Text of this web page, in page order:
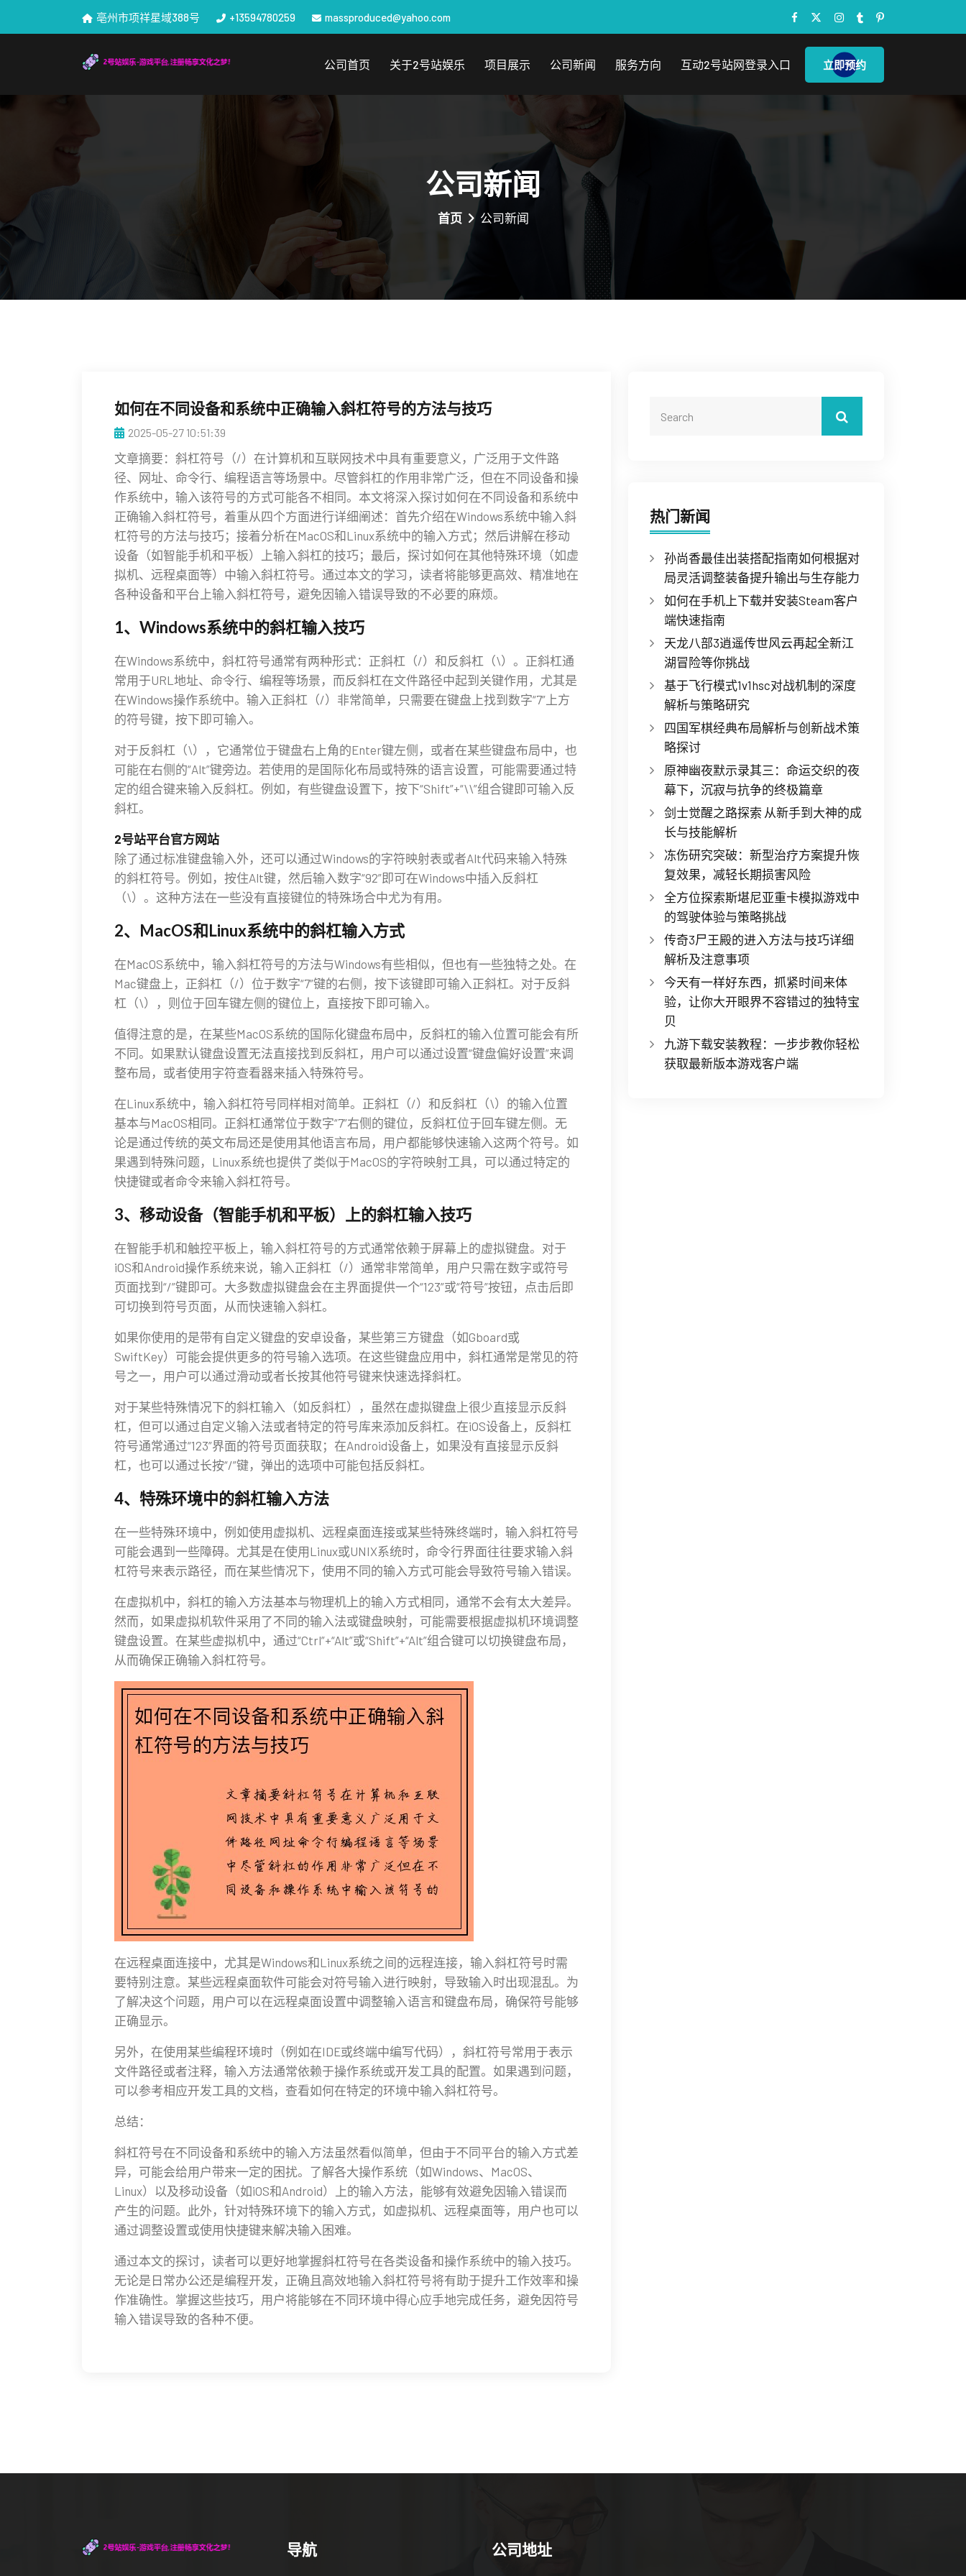
亳州市项祥星域388号 +13594780259 massproduced@yahoo.com
公司首页 关于2号站娱乐 项目展示 公司新闻 服务方向 互动2号站网登录入口 立即预约
公司新闻
首页 公司新闻
如何在不同设备和系统中正确输入斜杠符号的方法与技巧
2025-05-27 10:51:39
文章摘要：斜杠符号（/）在计算机和互联网技术中具有重要意义，广泛用于文件路
径、网址、命令行、编程语言等场景中。尽管斜杠的作用非常广泛，但在不同设备和操
作系统中，输入该符号的方式可能各不相同。本文将深入探讨如何在不同设备和系统中
正确输入斜杠符号，着重从四个方面进行详细阐述：首先介绍在Windows系统中输入斜
杠符号的方法与技巧；接着分析在MacOS和Linux系统中的输入方式；然后讲解在移动
设备（如智能手机和平板）上输入斜杠的技巧；最后，探讨如何在其他特殊环境（如虚
拟机、远程桌面等）中输入斜杠符号。通过本文的学习，读者将能够更高效、精准地在
各种设备和平台上输入斜杠符号，避免因输入错误导致的不必要的麻烦。
1、Windows系统中的斜杠输入技巧
在Windows系统中，斜杠符号通常有两种形式：正斜杠（/）和反斜杠（\）。正斜杠通
常用于URL地址、命令行、编程等场景，而反斜杠在文件路径中起到关键作用，尤其是
在Windows操作系统中。输入正斜杠（/）非常简单，只需要在键盘上找到数字“7”上方
的符号键，按下即可输入。
对于反斜杠（\），它通常位于键盘右上角的Enter键左侧，或者在某些键盘布局中，也
可能在右侧的“Alt”键旁边。若使用的是国际化布局或特殊的语言设置，可能需要通过特
定的组合键来输入反斜杠。例如，有些键盘设置下，按下“Shift”+“\\”组合键即可输入反
斜杠。
2号站平台官方网站
除了通过标准键盘输入外，还可以通过Windows的字符映射表或者Alt代码来输入特殊
的斜杠符号。例如，按住Alt键，然后输入数字“92”即可在Windows中插入反斜杠
（\）。这种方法在一些没有直接键位的特殊场合中尤为有用。
2、MacOS和Linux系统中的斜杠输入方式
在MacOS系统中，输入斜杠符号的方法与Windows有些相似，但也有一些独特之处。在
Mac键盘上，正斜杠（/）位于数字“7”键的右侧，按下该键即可输入正斜杠。对于反斜
杠（\），则位于回车键左侧的键位上，直接按下即可输入。
值得注意的是，在某些MacOS系统的国际化键盘布局中，反斜杠的输入位置可能会有所
不同。如果默认键盘设置无法直接找到反斜杠，用户可以通过设置“键盘偏好设置”来调
整布局，或者使用字符查看器来插入特殊符号。
在Linux系统中，输入斜杠符号同样相对简单。正斜杠（/）和反斜杠（\）的输入位置
基本与MacOS相同。正斜杠通常位于数字“7”右侧的键位，反斜杠位于回车键左侧。无
论是通过传统的英文布局还是使用其他语言布局，用户都能够快速输入这两个符号。如
果遇到特殊问题，Linux系统也提供了类似于MacOS的字符映射工具，可以通过特定的
快捷键或者命令来输入斜杠符号。
3、移动设备（智能手机和平板）上的斜杠输入技巧
在智能手机和触控平板上，输入斜杠符号的方式通常依赖于屏幕上的虚拟键盘。对于
iOS和Android操作系统来说，输入正斜杠（/）通常非常简单，用户只需在数字或符号
页面找到“/”键即可。大多数虚拟键盘会在主界面提供一个“123”或“符号”按钮，点击后即
可切换到符号页面，从而快速输入斜杠。
如果你使用的是带有自定义键盘的安卓设备，某些第三方键盘（如Gboard或
SwiftKey）可能会提供更多的符号输入选项。在这些键盘应用中，斜杠通常是常见的符
号之一，用户可以通过滑动或者长按其他符号键来快速选择斜杠。
对于某些特殊情况下的斜杠输入（如反斜杠），虽然在虚拟键盘上很少直接显示反斜
杠，但可以通过自定义输入法或者特定的符号库来添加反斜杠。在iOS设备上，反斜杠
符号通常通过“123”界面的符号页面获取；在Android设备上，如果没有直接显示反斜
杠，也可以通过长按“/”键，弹出的选项中可能包括反斜杠。
4、特殊环境中的斜杠输入方法
在一些特殊环境中，例如使用虚拟机、远程桌面连接或某些特殊终端时，输入斜杠符号
可能会遇到一些障碍。尤其是在使用Linux或UNIX系统时，命令行界面往往要求输入斜
杠符号来表示路径，而在某些情况下，使用不同的输入方式可能会导致符号输入错误。
在虚拟机中，斜杠的输入方法基本与物理机上的输入方式相同，通常不会有太大差异。
然而，如果虚拟机软件采用了不同的输入法或键盘映射，可能需要根据虚拟机环境调整
键盘设置。在某些虚拟机中，通过“Ctrl”+“Alt”或“Shift”+“Alt”组合键可以切换键盘布局，
从而确保正确输入斜杠符号。
在远程桌面连接中，尤其是Windows和Linux系统之间的远程连接，输入斜杠符号时需
要特别注意。某些远程桌面软件可能会对符号输入进行映射，导致输入时出现混乱。为
了解决这个问题，用户可以在远程桌面设置中调整输入语言和键盘布局，确保符号能够
正确显示。
另外，在使用某些编程环境时（例如在IDE或终端中编写代码），斜杠符号常用于表示
文件路径或者注释，输入方法通常依赖于操作系统或开发工具的配置。如果遇到问题，
可以参考相应开发工具的文档，查看如何在特定的环境中输入斜杠符号。
总结：
斜杠符号在不同设备和系统中的输入方法虽然看似简单，但由于不同平台的输入方式差
异，可能会给用户带来一定的困扰。了解各大操作系统（如Windows、MacOS、
Linux）以及移动设备（如iOS和Android）上的输入方法，能够有效避免因输入错误而
产生的问题。此外，针对特殊环境下的输入方式，如虚拟机、远程桌面等，用户也可以
通过调整设置或使用快捷键来解决输入困难。
通过本文的探讨，读者可以更好地掌握斜杠符号在各类设备和操作系统中的输入技巧。
无论是日常办公还是编程开发，正确且高效地输入斜杠符号将有助于提升工作效率和操
作准确性。掌握这些技巧，用户将能够在不同环境中得心应手地完成任务，避免因符号
输入错误导致的各种不便。
热门新闻
孙尚香最佳出装搭配指南如何根据对
局灵活调整装备提升输出与生存能力
如何在手机上下载并安装Steam客户
端快速指南
天龙八部3逍遥传世风云再起全新江
湖冒险等你挑战
基于飞行模式1v1hsc对战机制的深度
解析与策略研究
四国军棋经典布局解析与创新战术策
略探讨
原神幽夜默示录其三：命运交织的夜
幕下，沉寂与抗争的终极篇章
剑士觉醒之路探索 从新手到大神的成
长与技能解析
冻伤研究突破：新型治疗方案提升恢
复效果，减轻长期损害风险
全方位探索斯堪尼亚重卡模拟游戏中
的驾驶体验与策略挑战
传奇3尸王殿的进入方法与技巧详细
解析及注意事项
今天有一样好东西，抓紧时间来体
验，让你大开眼界不容错过的独特宝
贝
九游下载安装教程：一步步教你轻松
获取最新版本游戏客户端
导航 公司地址